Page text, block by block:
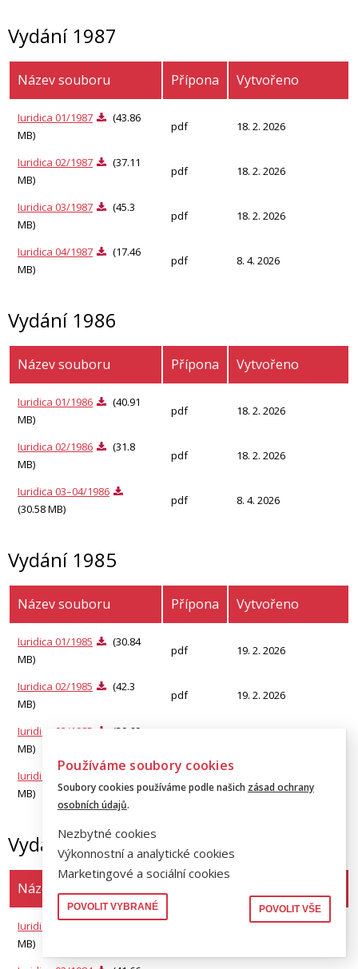
Vydání 1987
Název souboru Přípona Vytvořeno
Iuridica 01/1987
(43.86
MB)
pdf 18. 2. 2026
Iuridica 02/1987
(37.11
MB)
pdf 18. 2. 2026
Iuridica 03/1987
(45.3
MB)
pdf 18. 2. 2026
Iuridica 04/1987
(17.46
MB)
pdf 8. 4. 2026
Vydání 1986
Název souboru Přípona Vytvořeno
Iuridica 01/1986
(40.91
MB)
pdf 18. 2. 2026
Iuridica 02/1986
(31.8
MB)
pdf 18. 2. 2026
Iuridica 03–04/1986
(30.58 MB)
pdf 8. 4. 2026
Vydání 1985
Název souboru Přípona Vytvořeno
Iuridica 01/1985
(30.84
MB)
pdf 19. 2. 2026
Iuridica 02/1985
(42.3
MB)
pdf 19. 2. 2026
Iuridica 03/1985
(30.69
MB)
Iuridica 04/1985
MB)
pdf 19. 2. 2026
Vydání 1984
Název souboru
Iuridica 01/1984
MB)
Používáme soubory cookies
Soubory cookies používáme podle našich zásad ochrany
osobních údajů.
Nezbytné cookies
Výkonnostní a analytické cookies
Marketingové a sociální cookies
POVOLIT VYBRANÉ POVOLIT VŠE